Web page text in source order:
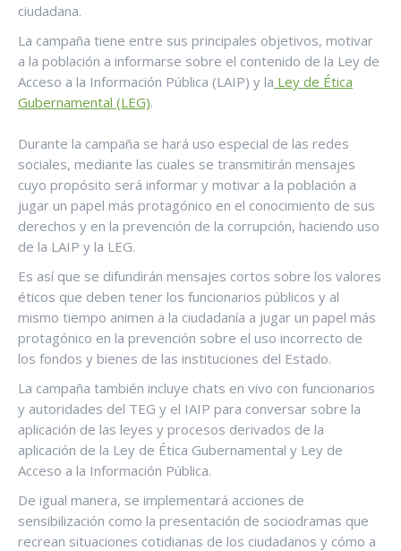
ciudadana.
La campaña tiene entre sus principales objetivos, motivar
a la población a informarse sobre el contenido de la Ley de
Acceso a la Información Pública (LAIP) y la Ley de Ética
Gubernamental (LEG).
Durante la campaña se hará uso especial de las redes
sociales, mediante las cuales se transmitirán mensajes
cuyo propósito será informar y motivar a la población a
jugar un papel más protagónico en el conocimiento de sus
derechos y en la prevención de la corrupción, haciendo uso
de la LAIP y la LEG.
Es así que se difundirán mensajes cortos sobre los valores
éticos que deben tener los funcionarios públicos y al
mismo tiempo animen a la ciudadanía a jugar un papel más
protagónico en la prevención sobre el uso incorrecto de
los fondos y bienes de las instituciones del Estado.
La campaña también incluye chats en vivo con funcionarios
y autoridades del TEG y el IAIP para conversar sobre la
aplicación de las leyes y procesos derivados de la
aplicación de la Ley de Ética Gubernamental y Ley de
Acceso a la Información Pública.
De igual manera, se implementará acciones de
sensibilización como la presentación de sociodramas que
recrean situaciones cotidianas de los ciudadanos y cómo a